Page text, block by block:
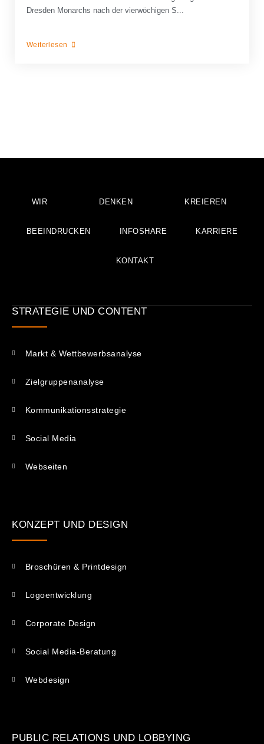
Dresden Monarchs nach der vierwöchigen S...
Weiterlesen
WIR DENKEN KREIEREN
BEEINDRUCKEN INFOSHARE KARRIERE
KONTAKT
STRATEGIE UND CONTENT
Markt & Wettbewerbsanalyse
Zielgruppenanalyse
Kommunikations­strategie
Social Media
Webseiten
KONZEPT UND DESIGN
Broschüren & Printdesign
Logoentwicklung
Corporate Design
Social Media-Beratung
Webdesign
PUBLIC RELATIONS UND LOBBYING